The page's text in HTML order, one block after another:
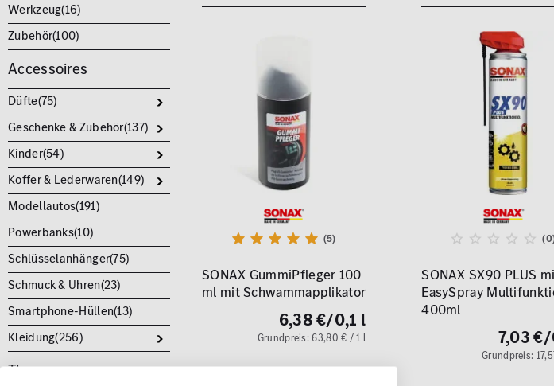
Werkzeug(16)
Zubehör(100)
Accessoires
Düfte(75)
Geschenke & Zubehör(137)
Kinder(54)
Koffer & Lederwaren(149)
Modellautos(191)
Powerbanks(10)
Schlüsselanhänger(75)
Schmuck & Uhren(23)
Smartphone-Hüllen(13)
Kleidung(256)
Themen
(5)
SONAX GummiPfleger 100
ml mit Schwammapplikator
6,38 €/0,1 l
Grundpreis: 63,80 € / 1 l
SONAX SX90 PLUS
EasySpray
400ml
7,03 €/
Grundpreis: